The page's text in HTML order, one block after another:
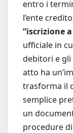
entro i
l’ente
“iscrizione
ufficiale in
debitori e
atto ha
trasforma il
semplice
un
procedure